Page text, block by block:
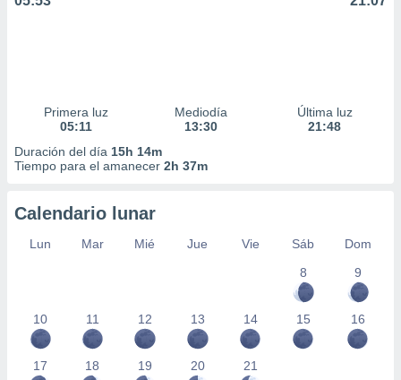
Primera luz
05:11
Mediodía
13:30
Última luz
21:48
Duración del día 15h 14m
Tiempo para el amanecer 2h 37m
Calendario lunar
Lun Mar Mié Jue Vie Sáb
Dom
8
9
10 11 12 13 14 15 16
17 18 19 20 21